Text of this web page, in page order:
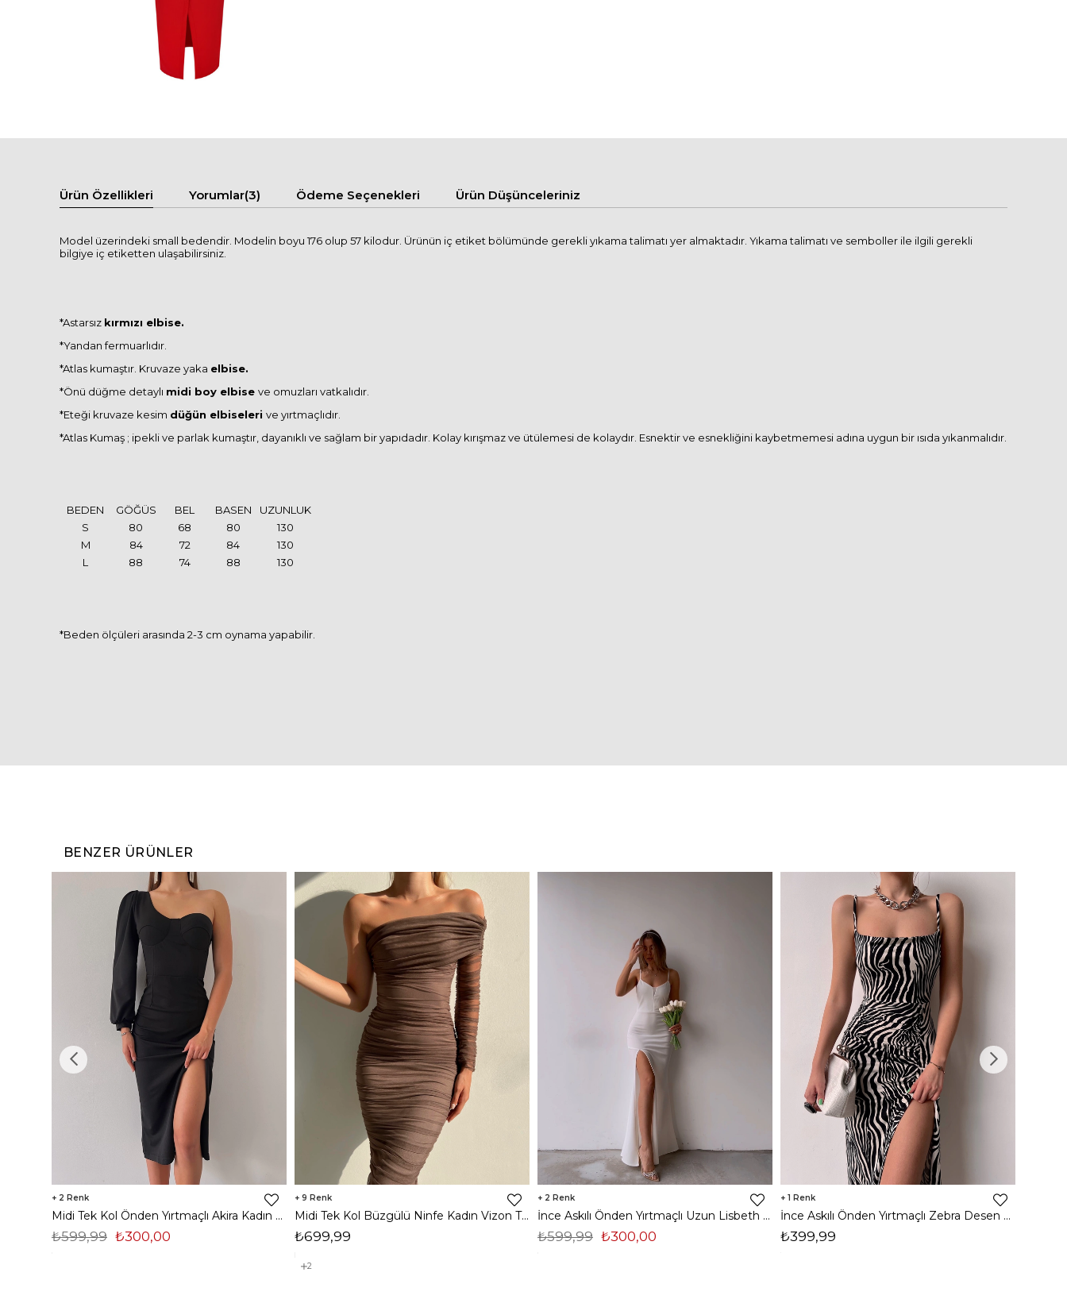
Ürün Özellikleri Yorumlar(3) Ödeme Seçenekleri Ürün Düşünceleriniz
Model üzerindeki small bedendir. Modelin boyu 176 olup 57 kilodur. Ürünün iç etiket bölümünde gerekli yıkama talimatı yer almaktadır. Yıkama talimatı ve semboller ile ilgili gerekli
bilgiye iç etiketten ulaşabilirsiniz.
*Astarsız kırmızı elbise.
*Yandan fermuarlıdır.
*Atlas kumaştır. Kruvaze yaka elbise.
*Önü düğme detaylı midi boy elbise ve omuzları vatkalıdır.
*Eteği kruvaze kesim düğün elbiseleri ve yırtmaçlıdır.
*Atlas Kumaş ; ipekli ve parlak kumaştır, dayanıklı ve sağlam bir yapıdadır. Kolay kırışmaz ve ütülemesi de kolaydır. Esnektir ve esnekliğini kaybetmemesi adına uygun bir ısıda yıkanmalıdır.
BEDEN GÖĞÜS BEL BASEN
UZUNLUK
S
80 68 80
130
M
84 72 84
130
L
88 74 88 130
*Beden ölçüleri arasında 2-3 cm oynama yapabilir.
BENZER ÜRÜNLER
2
Midi Tek Kol Önden Yırtmaçlı Akira Kadın Siyah Elbise 22K000228
₺300,00
₺599,99
9
Midi Tek Kol Büzgülü Ninfe Kadın Vizon Tül Elbise 22K000524
₺699,99
2
2
İnce Askılı Önden Yırtmaçlı Uzun Lisbeth Kadın Beyaz Elbise 22K000581
₺300,00
₺599,99
1
İnce Askılı Önden Yırtmaçlı Zebra Desen Citlali Kadın Renkli Elbise 22Y000068
₺399,99